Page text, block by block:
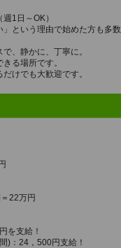
1日～OK）
」という理由で始めた方も多数
、静かに、丁寧に。
る場所です。
けでも大歓迎です。
22万円
を支給！
)：24，500円支給！